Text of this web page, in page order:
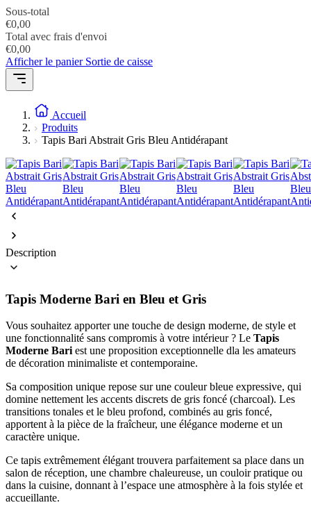
Sous-total
€0,00
Total avec frais d'envoi
€0,00
Afficher le panier Sortie de caisse
Accueil
Produits
Tapis Bari Abstrait Gris Bleu Antidérapant
Description
Tapis Moderne Bari en Bleu et Gris
Vous souhaitez apporter une touche de design moderne, de style et
une fonctionnalité sans compromis à votre intérieur ? Le Tapis
Moderne Bariest une proposition exceptionnelle dla les amateurs
de décoration minimaliste et contemporaine.
Sa composition unique repose sur une couleur bleue expressive, qui
domine nettement les accents discrets de gris foncé (charcoal). Les
transitions tonales et le bleu profond, combinés au gris foncé,
apportent à la pièce de la fraîcheur, une élégance moderne et un
caractère unique.
Ce tapis extrêmement élégant trouvera parfaitement sa place dans un
salon de réception, une chambre chaleureuse, un couloir pratique ou
dans la cuisine, donnant à l’espace une atmosphère à la fois stylée et
accueillante.